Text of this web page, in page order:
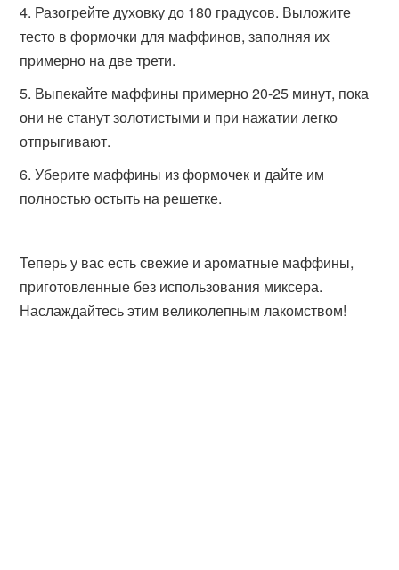
Разогрейте духовку до 180 градусов. Выложите
тесто в формочки для маффинов, заполняя их
примерно на две трети.
Выпекайте маффины примерно 20-25 минут, пока
они не станут золотистыми и при нажатии легко
отпрыгивают.
Уберите маффины из формочек и дайте им
полностью остыть на решетке.
Теперь у вас есть свежие и ароматные маффины,
приготовленные без использования миксера.
Наслаждайтесь этим великолепным лакомством!